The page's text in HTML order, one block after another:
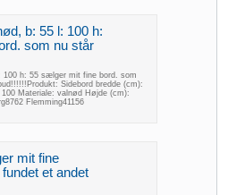
b: 55 l: 100 h:
som nu står
100 h: 55 sælger mit fine bord. som
Sidebord bredde (cm):
Materiale: valnød Højde (cm):
Flemming41156
mit fine
et andet